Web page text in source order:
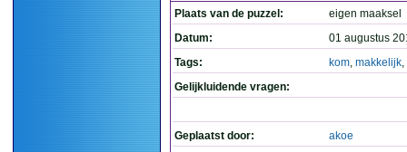
Plaats van de puzzel:
eigen maaksel
Datum:
01 augustus
Tags:
kom, makkelijk,
Gelijkluidende vragen:
Geplaatst door: akoe